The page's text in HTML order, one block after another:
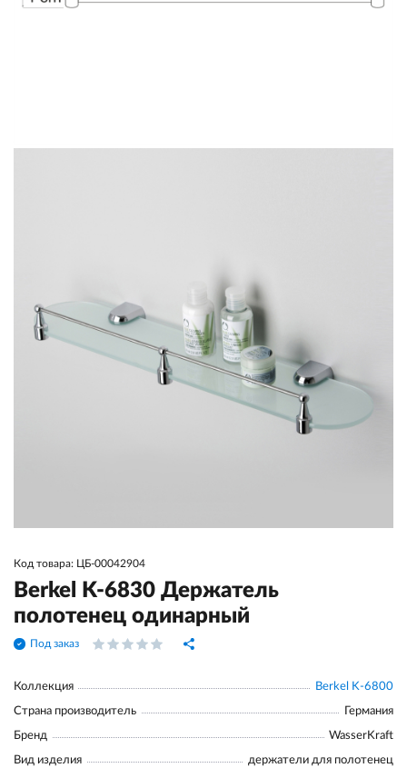
Код товара: ЦБ-00042904
Berkel K-6830 Держатель
полотенец одинарный
Под заказ
Коллекция Berkel K-6800
Страна производитель Германия
Бренд WasserKraft
Вид изделия держатели для полотенец